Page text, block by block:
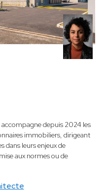
accompagne depuis 2024 les
immobiliers, dirigeant
dans leurs enjeux de
aux normes ou de